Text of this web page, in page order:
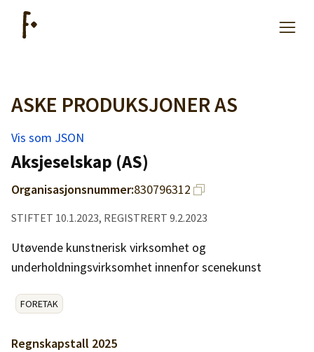
Artikler
Hjelp
Kjøpe lister
Priser
Logg inn
ASKE PRODUKSJONER AS
Vis som JSON
Aksjeselskap (AS)
Organisasjonsnummer:830796312
STIFTET 10.1.2023, REGISTRERT 9.2.2023
Utøvende kunstnerisk virksomhet og
underholdningsvirksomhet innenfor scenekunst
FORETAK
Regnskapstall 2025